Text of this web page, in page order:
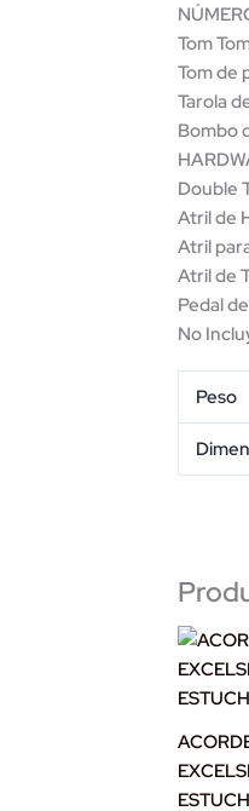
Tom
Tom de
Tarola
Bombo
Double
Atril de
Atril
Atril de
Pedal
No
Peso